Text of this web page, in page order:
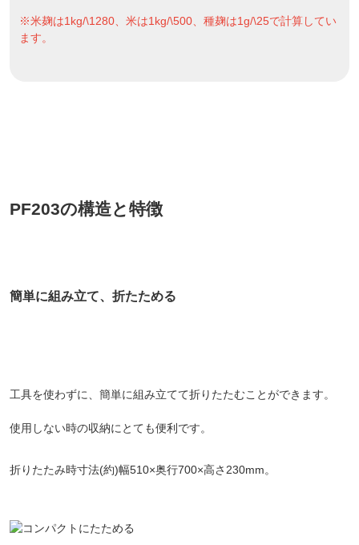
※米麹は1kg/\1280、米は1kg/\500、種麹は1g/\25で計算してい
ます。
PF203の構造と特徴
簡単に組み立て、折たためる
工具を使わずに、簡単に組み立てて折りたたむことができます。
使用しない時の収納にとても便利です。
折りたたみ時寸法(約)幅510×奥行700×高さ230mm。